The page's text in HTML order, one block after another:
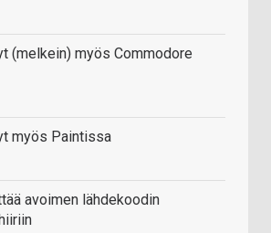
(melkein) myös Commodore
myös Paintissa
avoimen lähdekoodin